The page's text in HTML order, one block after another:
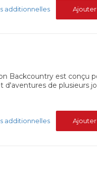
additionnelles
Backcountry est conçu
de plusieurs
additionnelles